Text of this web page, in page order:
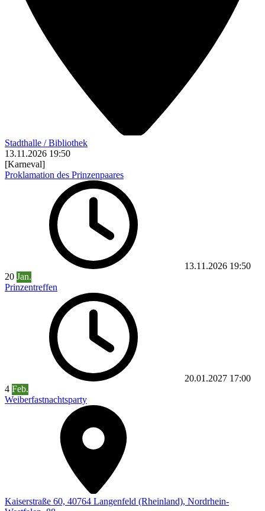
Stadthalle / Bibliothek
13.11.2026 19:50
[Karneval]
Proklamation des Prinzenpaares
13.11.2026 19:50
20 Jan.
Prinzentreffen
20.01.2027 17:00
4 Feb.
Weiberfastnachtsparty
Kaiserstraße 60, 40764 Langenfeld (Rheinland), Nordrhein-